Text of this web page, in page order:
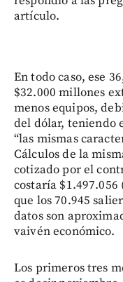
artículo.
En todo caso, ese
$32.000 millones
menos equipos,
del dólar, teniendo
“las mismas
Cálculos de la
cotizado por el
costaría
que los 70.945
datos son
vaivén económico.
Los primeros tres